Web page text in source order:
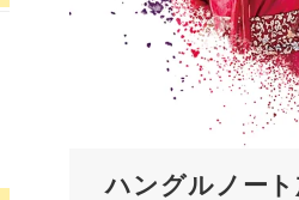
ハングルノート